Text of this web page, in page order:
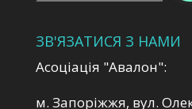
ЗВ'ЯЗАТИСЯ З НАМИ
Асоціація "Авалон":
м. Запоріжжя, вул.